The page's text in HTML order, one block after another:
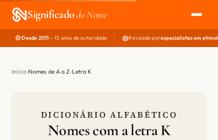
Significadodo Nome
EXPLORAR
NOME PERFEITO
Desde 2011— 15 anos de autoridade Revisado porespecialistas em
Início Nomes de A a Z Letra K
DICIONÁRIO ALFABÉTICO
Nomes com a letra K